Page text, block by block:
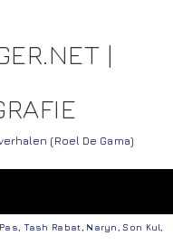
|
(Roel De Gama)
Tash Rabat Naryn ,Son Kul